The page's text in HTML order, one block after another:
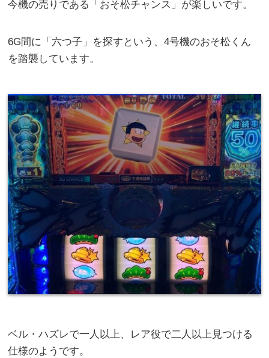
今機の売りである「おそ松チャンス」が楽しいです。
6G間に「六つ子」を探すという、4号機のおそ松くん
を踏襲しています。
ベル・ハズレで一人以上、レア役で二人以上見つける
仕様のようです。